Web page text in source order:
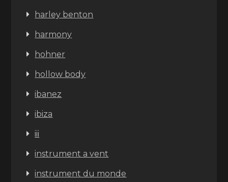
harley benton
harmony
hohner
hollow body
ibanez
ibiza
iii
instrument a vent
instrument du monde